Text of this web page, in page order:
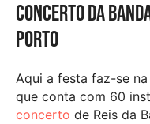
Concerto da
Porto
Aqui a festa faz-se
que conta com 60
concerto de Reis da